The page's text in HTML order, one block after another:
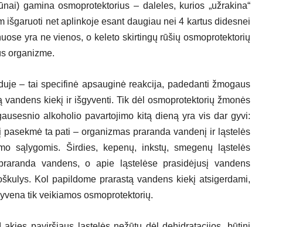
gamina osmoprotektorius – daleles, kurios „užrakina“
išgaruoti net aplinkoje esant daugiau nei 4 kartus didesnei
yra ne vienos, o keleto skirtingų rūšių osmoprotektorių
organizme.
– tai specifinė apsauginė reakcija, padedanti žmogaus
vandens kiekį ir išgyventi. Tik dėl osmoprotektorių žmonės
alkoholio pavartojimo kitą dieną yra vis dar gyvi:
ta pati – organizmas praranda vandenį ir ląstelės
sąlygomis. Širdies, kepenų, inkstų, smegenų ląstelės
vandens, o apie ląstelėse prasidėjusį vandens
Kol papildome prarastą vandens kiekį atsigerdami,
tik veikiamos osmoprotektorių.